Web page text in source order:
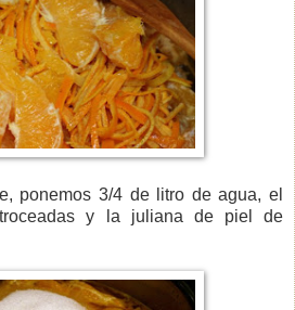
ponemos 3/4 de litro de agua, el
y la juliana de piel de